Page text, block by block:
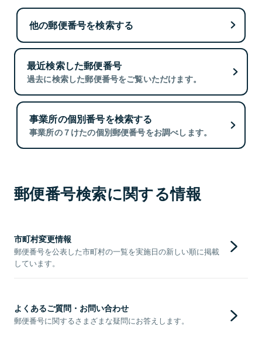
他の郵便番号を検索する
最近検索した郵便番号
過去に検索した郵便番号をご覧いただけます。
事業所の個別番号を検索する
事業所の７けたの個別郵便番号をお調べします。
郵便番号検索に関する情報
市町村変更情報
郵便番号を公表した市町村の一覧を実施日の新しい順に掲載
しています。
よくあるご質問・お問い合わせ
郵便番号に関するさまざまな疑問にお答えします。